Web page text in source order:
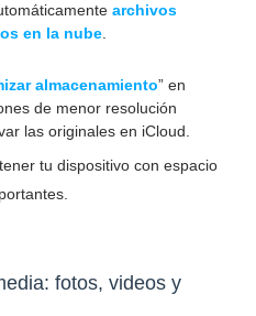
archivos
en la nube.
almacenamiento” en
de menor resolución
las originales en iCloud.
tu dispositivo con espacio
fotos, videos y